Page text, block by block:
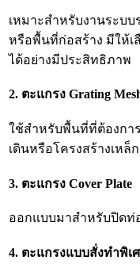
เหมาะสำหรับงานระบ
หรือพื้นที่ก่อสร้าง มีให้เ
ได้อย่างมีประสิทธิภาพ
2. ตะแกรง Grating
ใช้สำหรับพื้นที่ที่ต้องกา
เดินหรือโครงสร้างเหล็ก
3. ตะแกรง Cover Plate
ออกแบบมาสำหรับปิดท่
4. ตะแกรงแบบสั่งทำพิเ